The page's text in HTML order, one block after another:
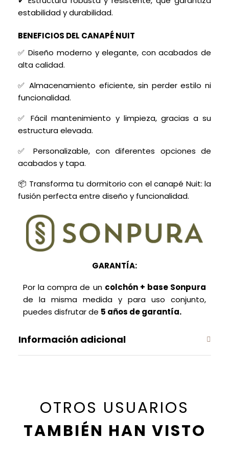
estabilidad y durabilidad.
BENEFICIOS DEL CANAPÉ NUIT
✅ Diseño moderno y elegante, con acabados de
alta calidad.
✅ Almacenamiento eficiente, sin perder estilo ni
funcionalidad.
✅ Fácil mantenimiento y limpieza, gracias a su
estructura elevada.
✅ Personalizable, con diferentes opciones de
acabados y tapa.
📦 Transforma tu dormitorio con el canapé Nuit: la
fusión perfecta entre diseño y funcionalidad.
GARANTÍA:
Por la compra de un colchón + base Sonpura
de la misma medida y para uso conjunto,
puedes disfrutar de 5 años de garantía.
Información adicional
OTROS USUARIOS
TAMBIÉN HAN VISTO